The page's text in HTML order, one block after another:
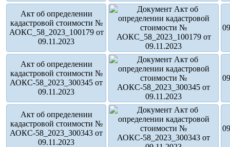
Акт об определении
кадастровой стоимости №
АОКС_58_2023_100179 от
09.11.2023
Акт об определении
кадастровой стоимости №
АОКС-58_2023_300345 от
09.11.2023
Акт об определении
кадастровой стоимости №
АОКС-58_2023_300343 от
09.11.2023